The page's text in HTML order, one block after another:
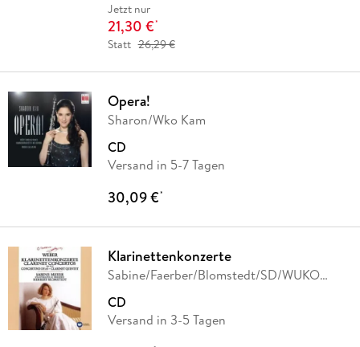
Jetzt nur
21,30 €*
Statt 26,29 €
Opera!
Sharon/Wko Kam
CD
Versand in 5-7 Tagen
30,09 €*
Klarinettenkonzerte
Sabine/Faerber/Blomstedt/SD/WUKO
CD
Versand in 3-5 Tagen